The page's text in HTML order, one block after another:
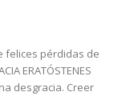
felices pérdidas de
ERATÓSTENES
desgracia. Creer